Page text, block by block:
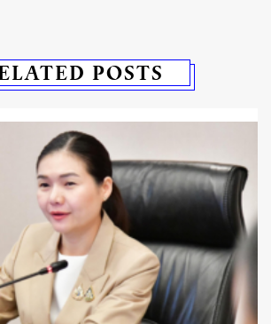
POSTS